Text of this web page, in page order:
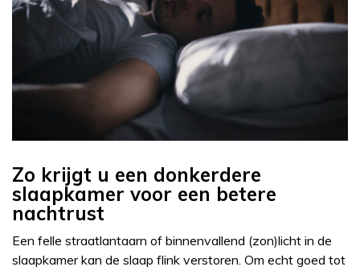
Zo krijgt u een donkerdere
slaapkamer voor een betere
nachtrust
Een felle straatlantaarn of binnenvallend (zon)licht in de
slaapkamer kan de slaap flink verstoren. Om echt goed tot